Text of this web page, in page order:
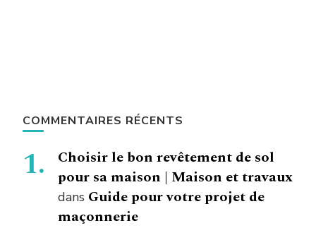
COMMENTAIRES RÉCENTS
Choisir le bon revêtement de sol
pour sa maison | Maison et travaux
dans Guide pour votre projet de
maçonnerie